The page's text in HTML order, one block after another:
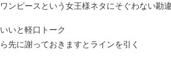
ンピースという女王様ネタにそぐわない勘
いと軽口トーク
先に謝っておきますとラインを引く